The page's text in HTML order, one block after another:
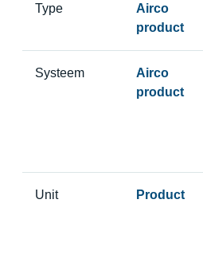
Type
Airco
product
Systeem
Airco
product
Unit Product